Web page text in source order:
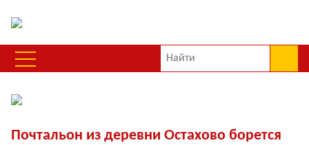
Почтальон из деревни Остахово борется